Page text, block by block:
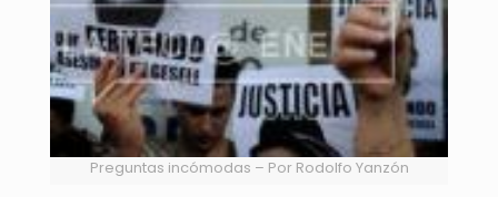
Preguntas incómodas – Por Rodolfo Yanzón